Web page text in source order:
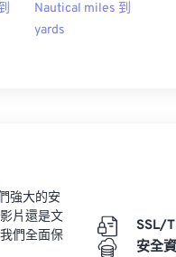
Nautical miles 到
yards
強大的安
片還是文
們全面保
SSL/
安全